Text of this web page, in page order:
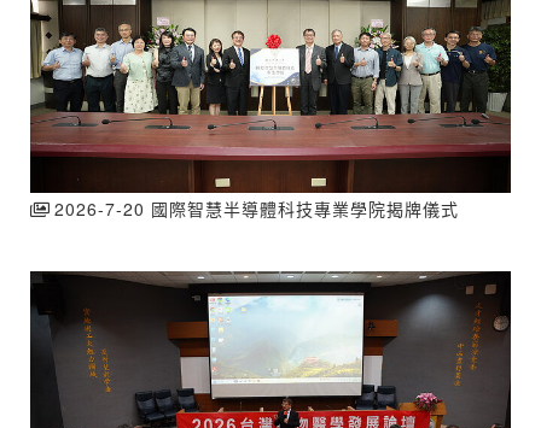
2026-7-20 國際智慧半導體科技專業學院揭牌儀式